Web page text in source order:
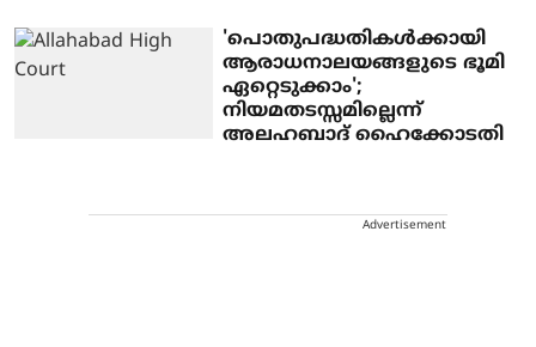
'പൊതുപദ്ധതികള്‍ക്കായി
ആരാധനാലയങ്ങളുടെ ഭൂമി
ഏറ്റെടുക്കാം';
നിയമതടസ്സമില്ലെന്ന്
അലഹബാദ് ഹൈക്കോടതി
Advertisement